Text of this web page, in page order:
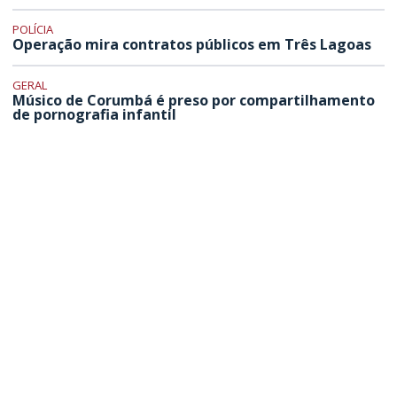
POLÍCIA
Operação mira contratos públicos em Três Lagoas
GERAL
Músico de Corumbá é preso por compartilhamento
de pornografia infantil